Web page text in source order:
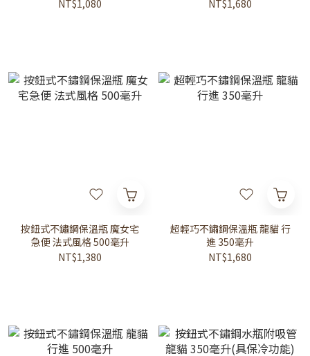
NT$1,080
NT$1,680
按鈕式不鏽鋼保溫瓶 魔女宅
急便 法式風格 500毫升
NT$1,380
超輕巧不鏽鋼保溫瓶 龍貓 行
進 350毫升
NT$1,680